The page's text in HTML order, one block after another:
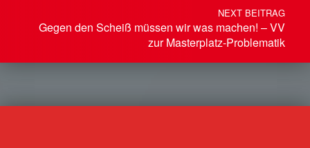
NEXT BEITRAG
Gegen den Scheiß müssen wir was machen! – VV
zur Masterplatz-Problematik